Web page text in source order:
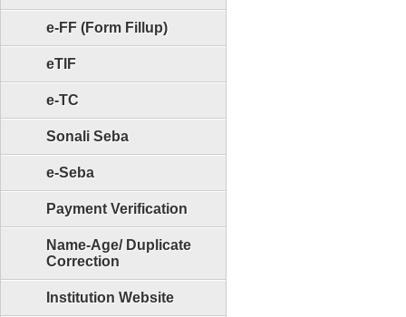
e-FF (Form Fillup)
eTIF
e-TC
Sonali Seba
e-Seba
Payment Verification
Name-Age/ Duplicate
Correction
Institution Website